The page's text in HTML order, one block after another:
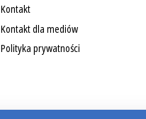
Kontakt
Kontakt dla mediów
Polityka prywatności